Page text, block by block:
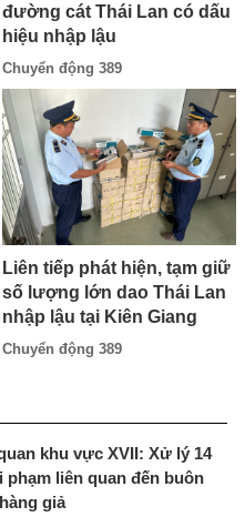
đường cát Thái Lan có dấu
hiệu nhập lậu
Chuyển động 389
Liên tiếp phát hiện, tạm giữ
số lượng lớn dao Thái Lan
nhập lậu tại Kiên Giang
Chuyển động 389
khu vực XVII: Xử lý 14
phạm liên quan đến buôn
giả